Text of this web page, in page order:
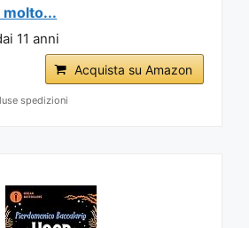
molto...
11 anni
Acquista su Amazon
spedizioni